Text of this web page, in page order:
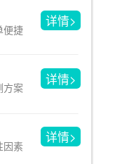
心理
详情>
疾病
详情>
问题
详情>